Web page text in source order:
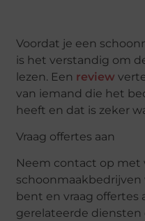
Voordat je een
is het verstandig om
lezen. Een review
van iemand die het
heeft en dat is zeker
Vraag offertes aan
Neem contact op met
schoonmaakbedrijven
bent en vraag offertes
gerelateerde